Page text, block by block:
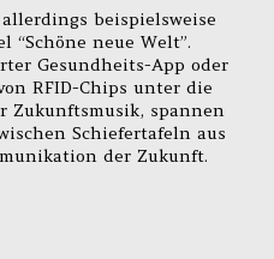
beispielsweise
“Schöne neue Welt”.
Gesundheits-App oder
RFID-Chips unter die
Zukunftsmusik, spannen
Schiefertafeln aus
der Zukunft.